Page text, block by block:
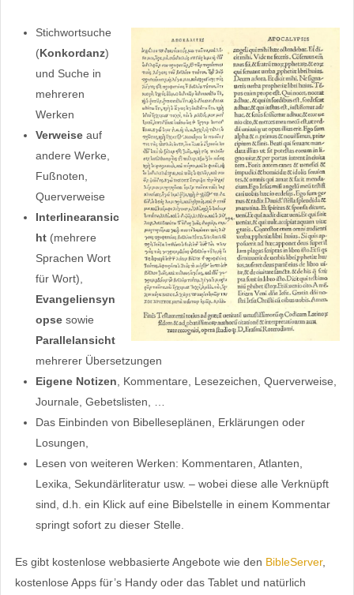
Stichwortsuche
(Konkordanz)
und Suche in
mehreren
Werken
Verweiseauf
andere Werke,
Fußnoten,
Querverweise
Interlinearansic
ht(mehrere
Sprachen Wort
für Wort),
Evangeliensyn
opsesowie
Parallelansicht
mehrerer Übersetzungen
Eigene Notizen , Kommentare, Lesezeichen, Querverweise,
Journale, Gebetslisten, …
Das Einbinden von Bibelleseplänen, Erklärungen oder
Losungen,
Lesen von weiteren Werken: Kommentaren, Atlanten,
Lexika, Sekundärliteratur usw. – wobei diese alle Verknüpft
sind, d.h. ein Klick auf eine Bibelstelle in einem Kommentar
springt sofort zu dieser Stelle.
Es gibt kostenlose webbasierte Angebote wie den BibleServer,
kostenlose Apps für’s Handy oder das Tablet und natürlich